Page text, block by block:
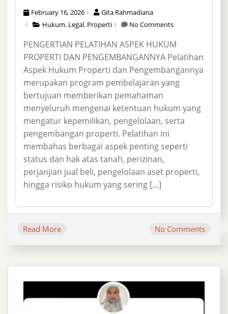
February 16, 2026
Gita Rahmadiana
Hukum, Legal, Properti No Comments
PENGERTIAN PELATIHAN ASPEK HUKUM
PROPERTI DAN PENGEMBANGANNYA Pelatihan
Aspek Hukum Properti dan Pengembangannya
merupakan program pembelajaran yang
bertujuan memberikan pemahaman
menyeluruh mengenai ketentuan hukum yang
mengatur kepemilikan, pengelolaan, serta
pengembangan properti. Pelatihan ini
membahas berbagai aspek penting seperti
status dan hak atas tanah, perizinan,
perjanjian jual beli, pengelolaan aset properti,
hingga risiko hukum yang sering […]
Read More No Comments